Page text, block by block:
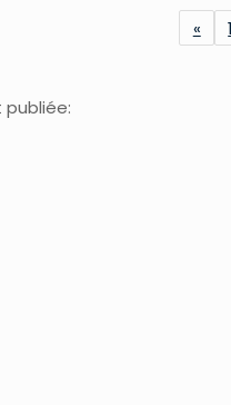
« 1
publiée: